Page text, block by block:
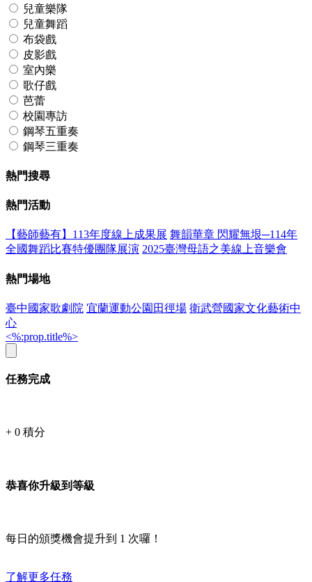
兒童樂隊
兒童舞蹈
布袋戲
皮影戲
室內樂
歌仔戲
芭蕾
校園專訪
鋼琴五重奏
鋼琴三重奏
熱門搜尋
熱門活動
【藝師藝有】113年度線上成果展 舞韻華章 閃耀無垠─114年
全國舞蹈比賽特優團隊展演 2025臺灣母語之美線上音樂會
熱門場地
臺中國家歌劇院 宜蘭運動公園田徑場 衛武營國家文化藝術中
心
<%:prop.title%>
任務完成
+ 0 積分
恭喜你升級到等級
每日的頒獎機會提升到 1 次囉！
了解更多任務